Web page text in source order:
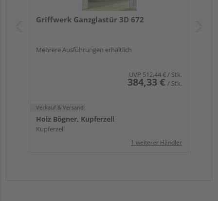
Griffwerk Ganzglastür 3D 672
Mehrere Ausführungen erhältlich
UVP 512,44 €/ Stk.
384,33 € / Stk.
Verkauf & Versand
Holz Bögner, Kupferzell
Kupferzell
1 weiterer Händler